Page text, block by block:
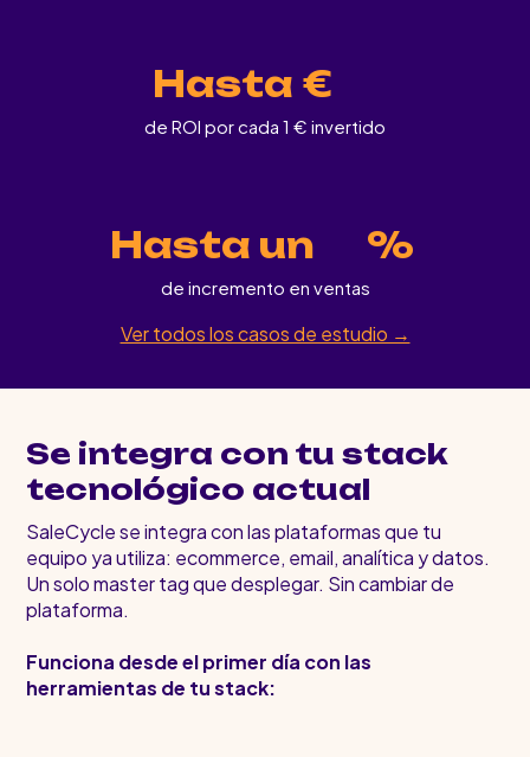
Hasta €
de ROI por cada 1 € invertido
Hasta un %
de incremento en ventas
Ver todos los casos de estudio →
Se integra con tu stack
tecnológico actual
SaleCycle se integra con las plataformas que tu
equipo ya utiliza: ecommerce, email, analítica y datos.
Un solo master tag que desplegar. Sin cambiar de
plataforma.
Funciona desde el primer día con las
herramientas de tu stack: